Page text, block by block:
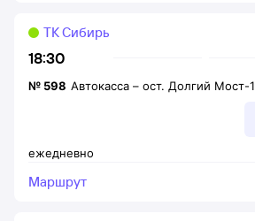
18:30
ТК Сибирь
ежедневно
№ 598 Автокасса – ост. Долгий Мост-1
Маршрут